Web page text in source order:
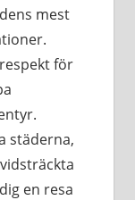
mest
för
städerna,
en resa